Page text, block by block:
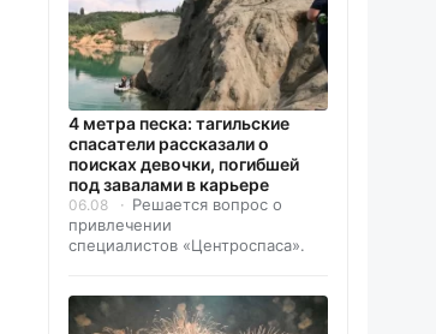
4 метра песка: тагильские
спасатели рассказали о
поисках девочки, погибшей
под завалами в карьере
06.08
Решается вопрос о
привлечении
специалистов «Центроспаса».